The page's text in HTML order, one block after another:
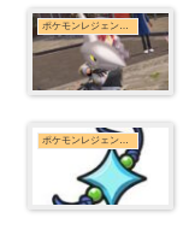
ポケモンレジェンズZ-Aまとめ
ポケモンレジェンズZ-Aまとめ